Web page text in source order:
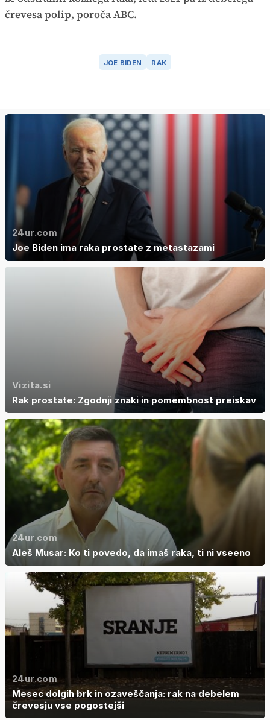
črevesa polip, poroča ABC.
JOE BIDEN RAK
24ur.com
Joe Biden ima raka prostate z metastazami
Vizita.si
Rak prostate: Zgodnji znaki in pomembnost preiskav
24ur.com
Aleš Musar: Ko ti povedo, da imaš raka, ti ni vseeno
24ur.com
Mesec dolgih brk in ozaveščanja: rak na debelem
črevesju vse pogostejši